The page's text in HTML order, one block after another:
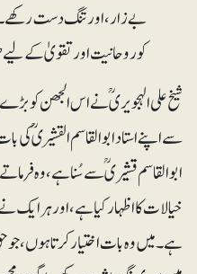
بے زار، اور تنگ دست
کو روحانیت اور تقویٰ کے
شیخ علی الہجویریؒ نے اس الجھن کو
سے اپنے استاد ابو القاسم القشیریؒ کی
ابو القاسم قشیریؒ سے سُنا ہے، وہ
خیالات کا اظہار کیا ہے، اور ہر ایک
ہے۔ میں وہ بات اختیار کرتا ہوں،